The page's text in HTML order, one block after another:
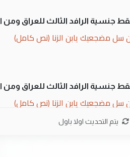
جنسية الرافد الثالث للعراق ومن
سل مضجعيك يابن الزنا (نص كامل)
جنسية الرافد الثالث للعراق ومن
سل مضجعيك يابن الزنا (نص كامل)
يتم التحديث اولا باول